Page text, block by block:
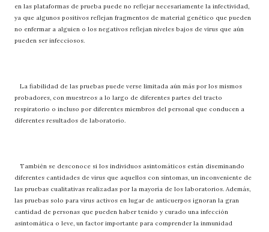
en las plataformas de prueba puede no reflejar necesariamente la infectividad,
ya que algunos positivos reflejan fragmentos de material genético que pueden
no enfermar a alguien o los negativos reflejan niveles bajos de virus que aún
pueden ser infecciosos.
La fiabilidad de las pruebas puede verse limitada aún más por los mismos
probadores, con muestreos a lo largo de diferentes partes del tracto
respiratorio o incluso por diferentes miembros del personal que conducen a
diferentes resultados de laboratorio.
También se desconoce si los individuos asintomáticos están diseminando
diferentes cantidades de virus que aquellos con síntomas, un inconveniente de
las pruebas cualitativas realizadas por la mayoría de los laboratorios. Además,
las pruebas solo para virus activos en lugar de anticuerpos ignoran la gran
cantidad de personas que pueden haber tenido y curado una infección
asintomática o leve, un factor importante para comprender la inmunidad